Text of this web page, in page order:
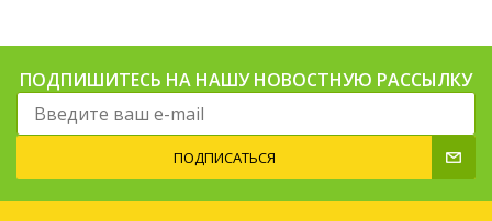
ПОДПИШИТЕСЬ НА НАШУ НОВОСТНУЮ РАССЫЛКУ
ПОДПИСАТЬСЯ